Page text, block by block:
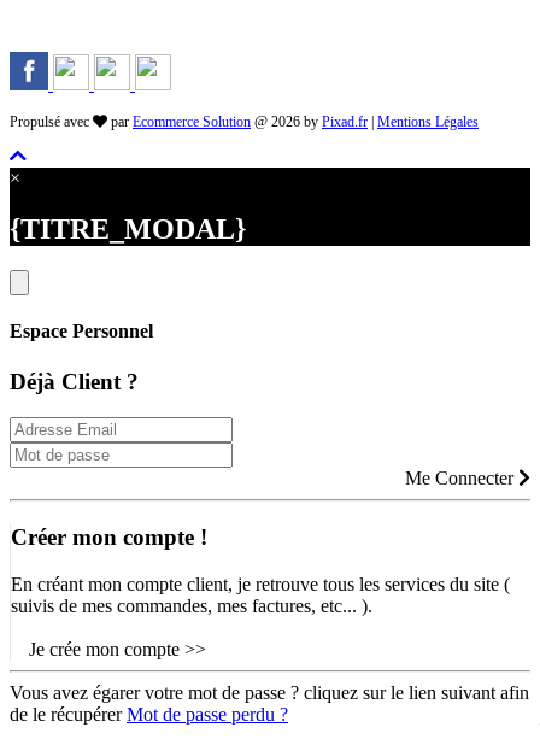
Propulsé avec par Ecommerce Solution @ 2026 by Pixad.fr Mentions Légales
×
{TITRE_MODAL}
Espace Personnel
Déjà Client ?
Me Connecter
Créer mon compte !
En créant mon compte client, je retrouve tous les services du site (
suivis de mes commandes, mes factures, etc... ).
Je crée mon compte >>
Vous avez égarer votre mot de passe ? cliquez sur le lien suivant afin
de le récupérerMot de passe perdu ?